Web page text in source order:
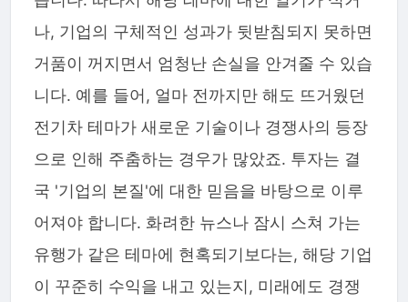
나, 기업의 구체적인 성과가 뒷받침되지 못하면
거품이 꺼지면서 엄청난 손실을 안겨줄 수 있습
니다. 예를 들어, 얼마 전까지만 해도 뜨거웠던
전기차 테마가 새로운 기술이나 경쟁사의 등장
으로 인해 주춤하는 경우가 많았죠. 투자는 결
국 '기업의 본질'에 대한 믿음을 바탕으로 이루
어져야 합니다. 화려한 뉴스나 잠시 스쳐 가는
유행가 같은 테마에 현혹되기보다는, 해당 기업
이 꾸준히 수익을 내고 있는지, 미래에도 경쟁